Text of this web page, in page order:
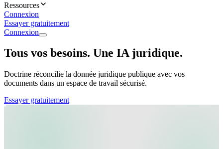
Ressources
Connexion
Essayer gratuitement
Connexion
Tous vos besoins. Une IA juridique.
Doctrine réconcilie la donnée juridique publique avec vos
documents dans un espace de travail sécurisé.
Essayer gratuitement